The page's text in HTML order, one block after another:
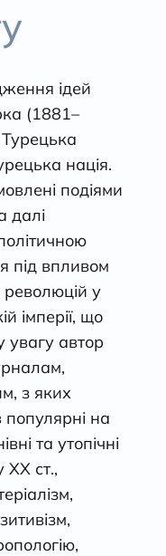
ідей
(1881–
нація.
подіями
далі
під впливом
революцій у
імперії, що
увагу автор
з яких
на
та утопічні
ХХ ст.,